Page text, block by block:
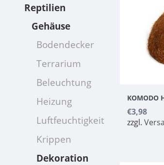
Reptilien
Gehäuse
Bodendecker
Terrarium
Beleuchtung
Heizung
Luftfeuchtigkeit
Krippen
Dekoration
€3,98
zzgl.